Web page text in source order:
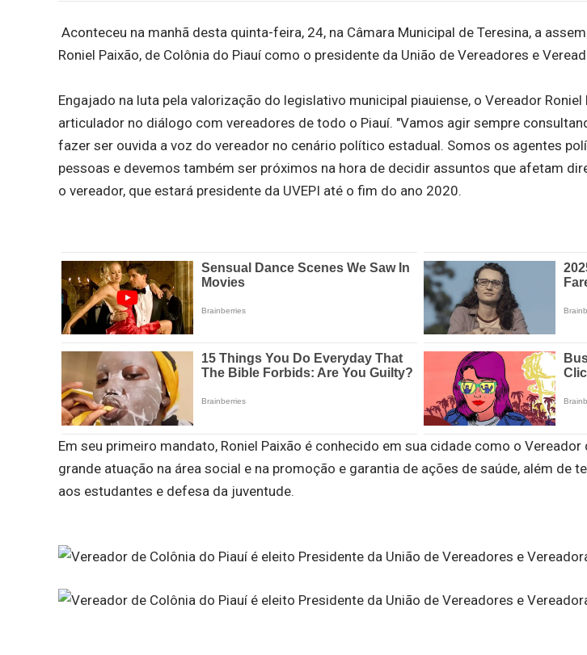
Aconteceu na manhã desta quinta-feira, 24, na Câmara Municipal de Teresina, a
Roniel Paixão, de Colônia do Piauí como o presidente da União de Vereadores e
Engajado na luta pela valorização do legislativo municipal piauiense, o Vereador
articulador no diálogo com vereadores de todo o Piauí. "Vamos agir sempre
fazer ser ouvida a voz do vereador no cenário político estadual. Somos os agentes
pessoas e devemos também ser próximos na hora de decidir assuntos que afetam
o vereador, que estará presidente da UVEPI até o fim do ano 2020.
Em seu primeiro mandato, Roniel Paixão é conhecido em sua cidade como o
grande atuação na área social e na promoção e garantia de ações de saúde, além de
aos estudantes e defesa da juventude.